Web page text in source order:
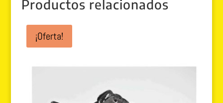
Productos relacionados
¡Oferta!